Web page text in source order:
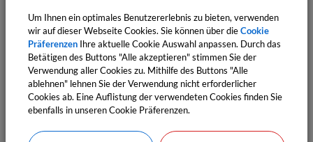
Um Ihnen ein optimales Benutzererlebnis zu bieten, verwenden
wir auf dieser Webseite Cookies. Sie können über dieCookie
Präferenzen Ihre aktuelle Cookie Auswahl anpassen. Durch das
Betätigen des Buttons "Alle akzeptieren" stimmen Sie der
Verwendung aller Cookies zu. Mithilfe des Buttons "Alle
ablehnen" lehnen Sie der Verwendung nicht erforderlicher
Cookies ab. Eine Auflistung der verwendeten Cookies finden Sie
ebenfalls in unseren Cookie Präferenzen.